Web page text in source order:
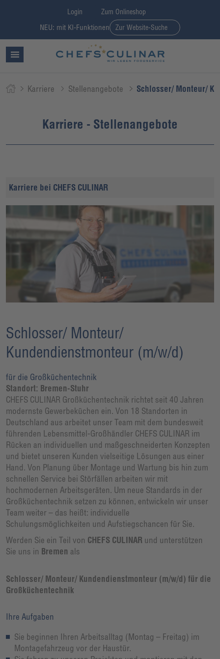
Login Zum Onlineshop
NEU: mit KI-Funktionen Zur Website-Suche
Karriere Stellenangebote Schlosser/ Monteur/
Karriere - Stellenangebote
Karriere bei CHEFS CULINAR
Schlosser/ Monteur/
Kundendienstmonteur (m/w/d)
für die Großküchentechnik
Standort: Bremen-Stuhr
CHEFS CULINAR Großküchentechnik richtet seit 40 Jahren
modernste Gewerbeküchen ein. Von 18 Standorten in
Deutschland aus arbeitet unser Team mit dem bundesweit
führenden Lebensmittel-Großhändler CHEFS CULINAR im
Rücken an individuellen und maßgeschneiderten Konzepten
und bietet unseren Kunden vielseitige Lösungen aus einer
Hand. Von Planung über Montage und Wartung bis hin zum
schnellen Service bei Störfällen arbeiten wir mit
hochmodernen Arbeitsgeräten. Um neue Standards in der
Großküchentechnik setzen zu können, entwickeln wir unser
Team weiter – das heißt: individuelle
Schulungsmöglichkeiten und Aufstiegschancen für Sie.
Werden Sie ein Teil von CHEFS CULINAR und unterstützen
Sie uns in Bremen als
Schlosser/ Monteur/ Kundendienstmonteur (m/w/d) für die
Großküchentechnik
Ihre Aufgaben
Sie beginnen Ihren Arbeitsalltag (Montag – Freitag) im
Montagefahrzeug vor der Haustür.